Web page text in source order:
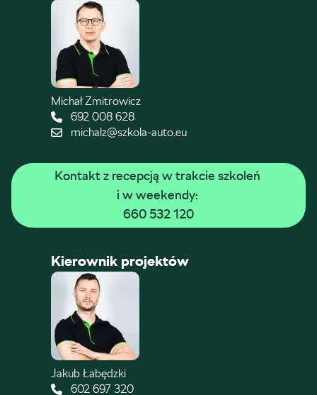
Michał Zmitrowicz
692 008 628
michalz@szkola-auto.eu
Kontakt z recepcją w trakcie szkoleń
i w weekendy:
660 532 120
Kierownik projektów
Jakub Łabędzki
602 697 320